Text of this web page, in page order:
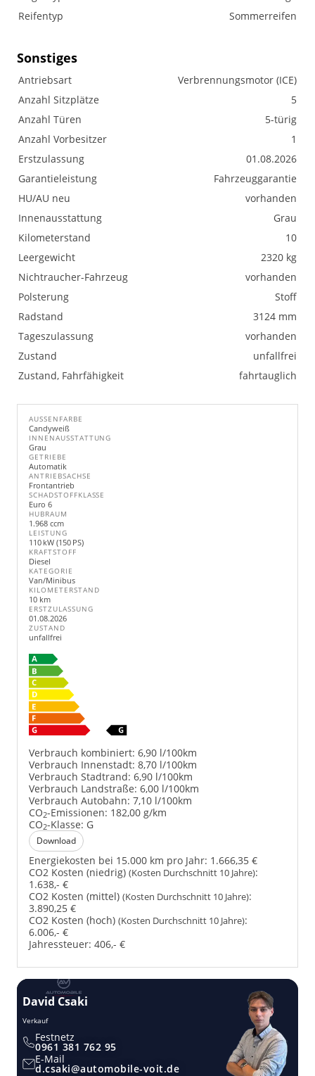
Reifentyp
Sommerreifen
Sonstiges
Antriebsart
Verbrennungsmotor (ICE)
Anzahl Sitzplätze
5
Anzahl Türen
5-türig
Anzahl Vorbesitzer
1
Erstzulassung
01.08.2026
Garantieleistung
Fahrzeuggarantie
HU/AU neu
vorhanden
Innenausstattung
Grau
Kilometerstand
10
Leergewicht
2320 kg
Nichtraucher-Fahrzeug
vorhanden
Polsterung
Stoff
Radstand
3124 mm
Tageszulassung
vorhanden
Zustand
unfallfrei
Zustand, Fahrfähigkeit
fahrtauglich
AUSSENFARBE
Candyweiß
INNENAUSSTATTUNG
Grau
GETRIEBE
Automatik
ANTRIEBSACHSE
Frontantrieb
SCHADSTOFFKLASSE
Euro 6
HUBRAUM
1.968 ccm
LEISTUNG
110 kW (150 PS)
KRAFTSTOFF
Diesel
KATEGORIE
Van/Minibus
KILOMETERSTAND
10 km
ERSTZULASSUNG
01.08.2026
ZUSTAND
unfallfrei
Verbrauch kombiniert: 6,90 l/100km
Verbrauch Innenstadt: 8,70 l/100km
Verbrauch Stadtrand: 6,90 l/100km
Verbrauch Landstraße: 6,00 l/100km
Verbrauch Autobahn: 7,10 l/100km
CO2-Emissionen: 182,00 g/km
CO2-Klasse: G
Download
Energiekosten bei 15.000 km pro Jahr: 1.666,35 €
CO2 Kosten (niedrig) (Kosten Durchschnitt 10 Jahre):
1.638,- €
CO2 Kosten (mittel) (Kosten Durchschnitt 10 Jahre):
3.890,25 €
CO2 Kosten (hoch) (Kosten Durchschnitt 10 Jahre):
6.006,- €
Jahressteuer: 406,- €
David Csaki
Verkauf
Festnetz
0961 381 762 95
E-Mail
d.csaki@automobile-voit.de